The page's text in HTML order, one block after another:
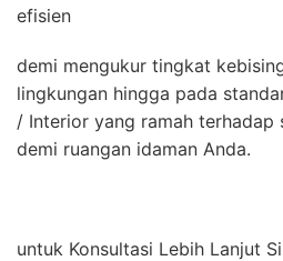
efisien
demi mengukur tingkat
lingkungan hingga pada
/ Interior yang ramah terhadap
demi ruangan idaman Anda.
untuk Konsultasi Lebih Lanjut